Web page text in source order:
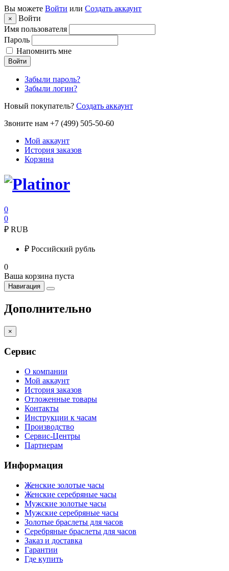
Вы можете Войти или Создать аккаунт
×
Войти
Имя пользователя
Пароль
Напомнить мне
Войти
Забыли пароль?
Забыли логин?
Новый покупатель? Создать аккаунт
Звоните нам +7 (499) 505-50-60
Мой аккаунт
История заказов
Корзина
0
0
₽ RUB
₽ Российский рубль
0
Ваша корзина пуста
Навигация
Дополнительно
×
Сервис
О компании
Мой аккаунт
История заказов
Отложенные товары
Контакты
Инструкции к часам
Производство
Сервис-Центры
Партнерам
Информация
Женские золотые часы
Женские серебряные часы
Мужские золотые часы
Мужские серебряные часы
Золотые браслеты для часов
Серебряные браслеты для часов
Заказ и доставка
Гарантии
Где купить